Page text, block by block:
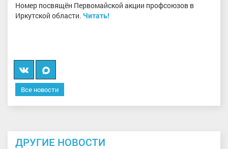
Номер посвящён Первомайской акции профсоюзов в
Иркутской области. Читать!
Вконтакте
Мы
в
MAX
Все новости
ДРУГИЕ НОВОСТИ